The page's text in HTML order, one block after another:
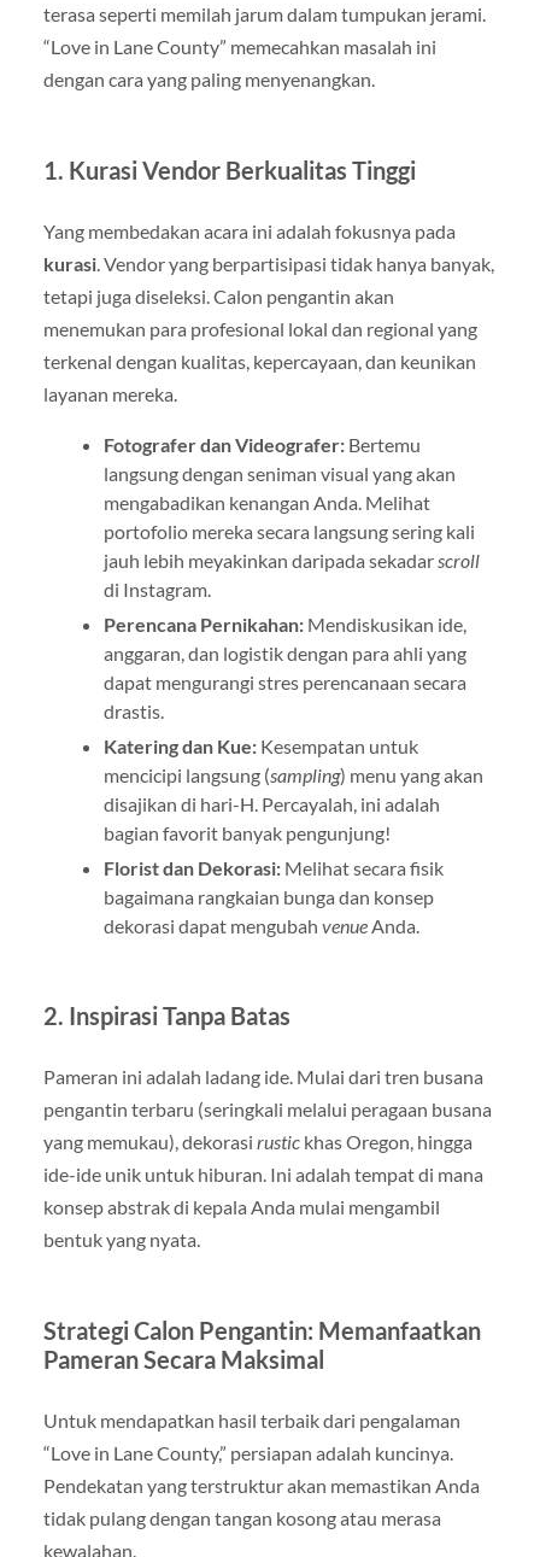
terasa seperti memilah jarum dalam tumpukan jerami.
“Love in Lane County” memecahkan masalah ini
dengan cara yang paling menyenangkan.
1. Kurasi Vendor Berkualitas Tinggi
Yang membedakan acara ini adalah fokusnya pada
kurasi. Vendor yang berpartisipasi tidak hanya banyak,
tetapi juga diseleksi. Calon pengantin akan
menemukan para profesional lokal dan regional yang
terkenal dengan kualitas, kepercayaan, dan keunikan
layanan mereka.
Fotografer dan Videografer:Bertemu
langsung dengan seniman visual yang akan
mengabadikan kenangan Anda. Melihat
portofolio mereka secara langsung sering kali
jauh lebih meyakinkan daripada sekadar scroll
di Instagram.
Perencana Pernikahan:Mendiskusikan ide,
anggaran, dan logistik dengan para ahli yang
dapat mengurangi stres perencanaan secara
drastis.
Katering dan Kue:Kesempatan untuk
mencicipi langsung (sampling) menu yang akan
disajikan di hari-H. Percayalah, ini adalah
bagian favorit banyak pengunjung!
Florist dan Dekorasi:Melihat secara fisik
bagaimana rangkaian bunga dan konsep
dekorasi dapat mengubah venueAnda.
2. Inspirasi Tanpa Batas
Pameran ini adalah ladang ide. Mulai dari tren busana
pengantin terbaru (seringkali melalui peragaan busana
yang memukau), dekorasi rustickhas Oregon, hingga
ide-ide unik untuk hiburan. Ini adalah tempat di mana
konsep abstrak di kepala Anda mulai mengambil
bentuk yang nyata.
Strategi Calon Pengantin: Memanfaatkan
Pameran Secara Maksimal
Untuk mendapatkan hasil terbaik dari pengalaman
“Love in Lane County,” persiapan adalah kuncinya.
Pendekatan yang terstruktur akan memastikan Anda
tidak pulang dengan tangan kosong atau merasa
kewalahan.